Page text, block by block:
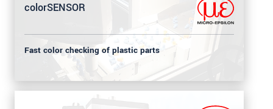
colorSENSOR
Fast color checking of plastic parts